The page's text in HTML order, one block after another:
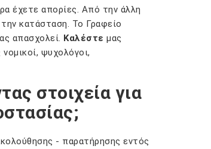
έχετε απορίες. Από την άλλη
κατάσταση. Το Γραφείο
απασχολεί. Καλέστε μας
ψυχολόγοι,
στοιχεία για
- παρατήρησης εντός